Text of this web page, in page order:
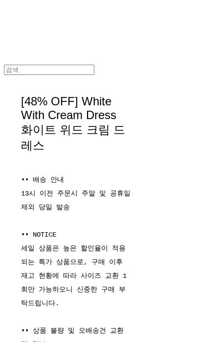
[48% OFF] White
With Cream Dress
화이트 위드 크림 드
레스
•• 배송 안내
13시 이전 주문시 주말 및 공휴일
제외 당일 발송
•• NOTICE
세일 상품은 높은 할인율이 적용
되는 특가 상품으로, 구매 이후
재고 현황에 따라 사이즈 교환 1
회만 가능하오니 신중한 구매 부
탁드립니다.
•• 상품 불량 및 오배송건 교환